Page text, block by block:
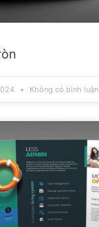
Không có bình luận